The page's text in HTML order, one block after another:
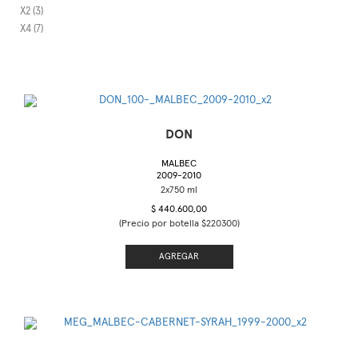
X2 (3)
X4 (7)
DON
MALBEC
2009-2010
$ 440.600,00
(Precio por botella $220300)
AGREGAR